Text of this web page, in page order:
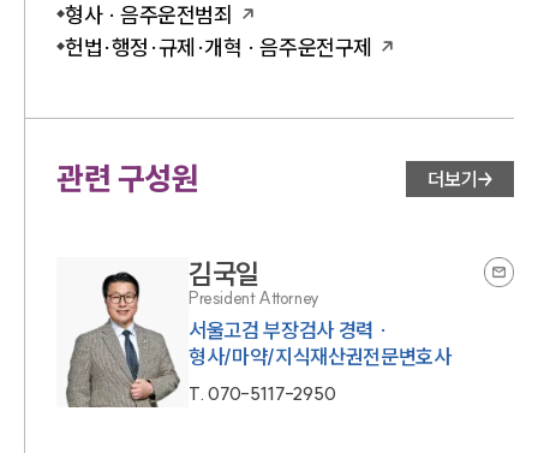
형사 · 음주운전범죄
헌법·행정·규제·개혁 · 음주운전구제
관련 구성원 더보기
김국일
President Attorney
서울고검 부장검사 경력 ·
형사/마약/지식재산권전문변호사
T.070-5117-2950